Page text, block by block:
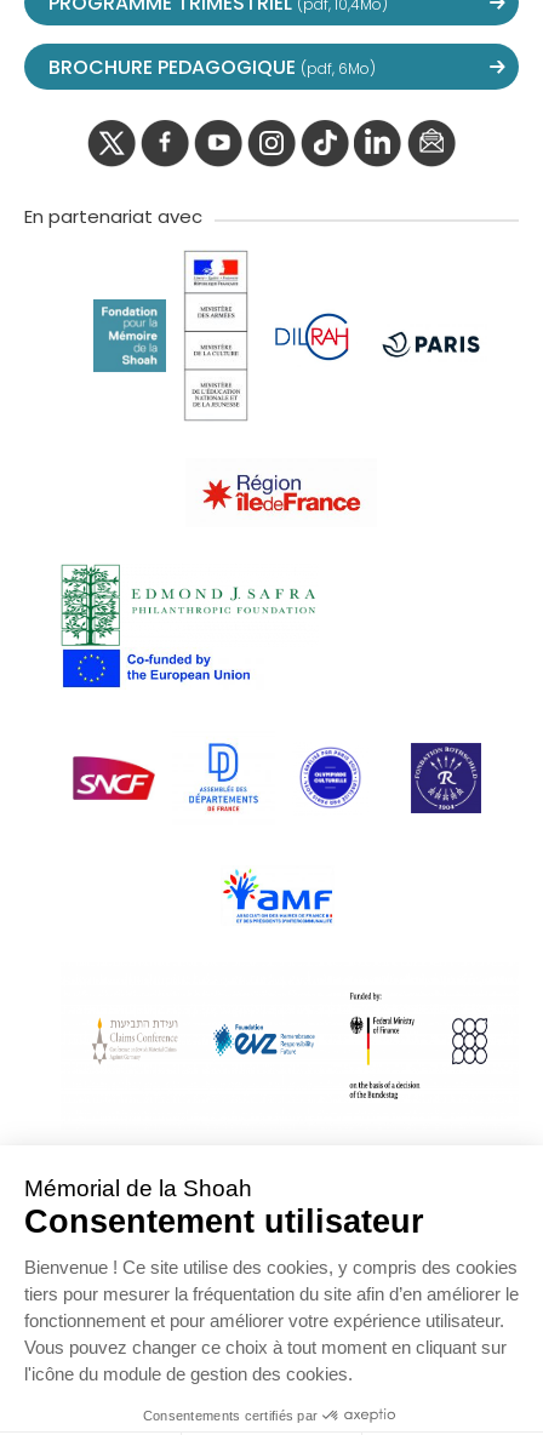
(pdf, 10,4Mo)
BROCHURE PEDAGOGIQUE (pdf, 6Mo)
En partenariat avec
With Assistance from the Conference on Jewish Material Claims Against
Sponsored by the Foundation « Remembrance, Responsibility and Future »
Supported by the German Federal Ministry of Finance
OFFRE D’EMPLOI NOS PARTENAIRES
ESPACE PRESSE
MENTIONS LÉGALES
DONNÉES PERSONNELLES
COOKIES